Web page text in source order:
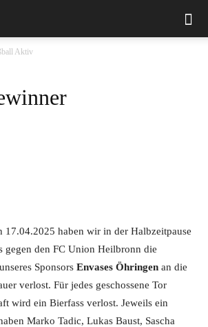
Aktiv
17.04.2025 haben wir in der Halbzeitpause
gegen den FC Union Heilbronn die
Sponsors Envases Öhringen an die
verlost. Für jedes geschossene Tor
wird ein Bierfass verlost. Jeweils ein
Marko Tadic, Lukas Baust, Sascha